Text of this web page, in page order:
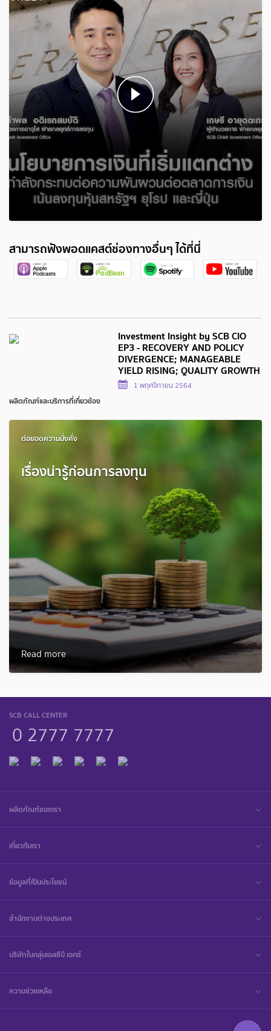
สามารถฟังพอดแคสต์ช่องทางอื่นๆ ได้ที่นี่
Investment Insight by SCB CIO
EP3 - RECOVERY AND POLICY
DIVERGENCE; MANAGEABLE
YIELD RISING; QUALITY GROWTH
1 พฤศจิกายน 2564
ผลิตภัณฑ์และบริการที่เกี่ยวข้อง
ต่อยอดความมั่งคั่ง
เรื่องน่ารู้ก่อนการลงทุน
Read more
SCB CALL CENTER
0 2777 7777
ผลิตภัณฑ์ของเรา
เกี่ยวกับเรา
ข้อมูลที่เป็นประโยชน์
สำนักงานต่างประเทศ
บริษัทในกลุ่มเอสซีบี เอกซ์
ความช่วยเหลือ